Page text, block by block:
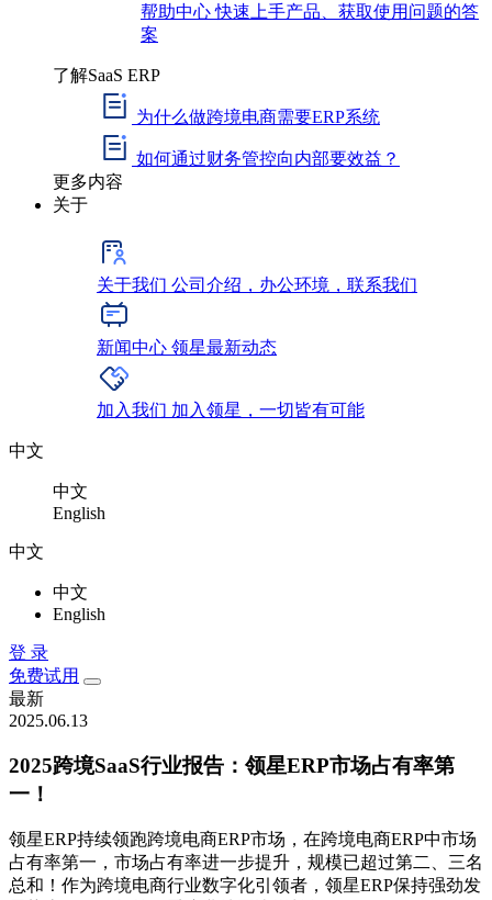
帮助中心快速上手产品、获取使用问题的答
案
了解SaaS ERP
为什么做跨境电商需要ERP系统
如何通过财务管控向内部要效益？
更多内容
关于
关于我们 公司介绍，办公环境，联系我们
新闻中心 领星最新动态
加入我们 加入领星，一切皆有可能
中文
中文
English
中文
中文
English
登 录
免费试用
最新
2025.06.13
2025跨境SaaS行业报告：领星ERP市场占有率第
一！
领星ERP持续领跑跨境电商ERP市场，在跨境电商ERP中市场
占有率第一，市场占有率进一步提升，规模已超过第二、三名
总和！作为跨境电商行业数字化引领者，领星ERP保持强劲发